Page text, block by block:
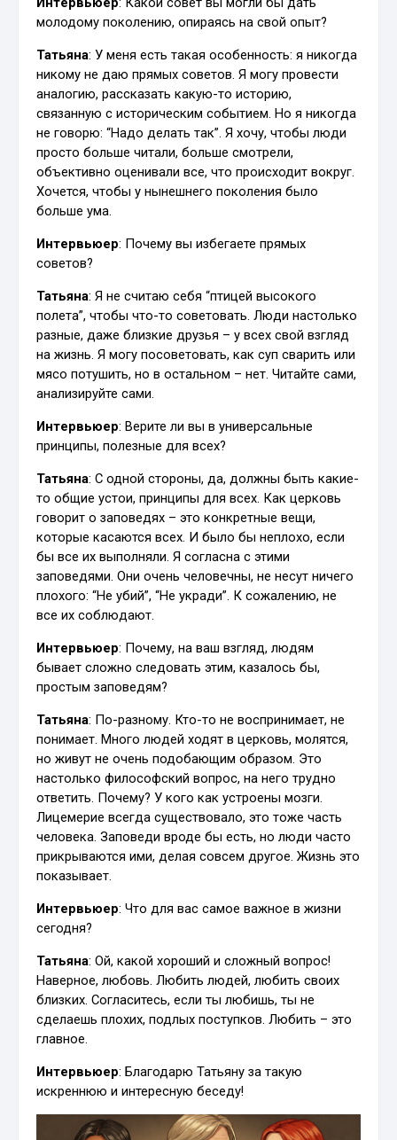
молодому поколению, опираясь на свой опыт?
Татьяна: У меня есть такая особенность: я никогда
никому не даю прямых советов. Я могу провести
аналогию, рассказать какую-то историю,
связанную с историческим событием. Но я никогда
не говорю: “Надо делать так”. Я хочу, чтобы люди
просто больше читали, больше смотрели,
объективно оценивали все, что происходит вокруг.
Хочется, чтобы у нынешнего поколения было
больше ума.
Интервьюер: Почему вы избегаете прямых
советов?
Татьяна: Я не считаю себя “птицей высокого
полета”, чтобы что-то советовать. Люди настолько
разные, даже близкие друзья – у всех свой взгляд
на жизнь. Я могу посоветовать, как суп сварить или
мясо потушить, но в остальном – нет. Читайте сами,
анализируйте сами.
Интервьюер: Верите ли вы в универсальные
принципы, полезные для всех?
Татьяна: С одной стороны, да, должны быть какие-
то общие устои, принципы для всех. Как церковь
говорит о заповедях – это конкретные вещи,
которые касаются всех. И было бы неплохо, если
бы все их выполняли. Я согласна с этими
заповедями. Они очень человечны, не несут ничего
плохого: “Не убий”, “Не укради”. К сожалению, не
все их соблюдают.
Интервьюер: Почему, на ваш взгляд, людям
бывает сложно следовать этим, казалось бы,
простым заповедям?
Татьяна: По-разному. Кто-то не воспринимает, не
понимает. Много людей ходят в церковь, молятся,
но живут не очень подобающим образом. Это
настолько философский вопрос, на него трудно
ответить. Почему? У кого как устроены мозги.
Лицемерие всегда существовало, это тоже часть
человека. Заповеди вроде бы есть, но люди часто
прикрываются ими, делая совсем другое. Жизнь это
показывает.
Интервьюер: Что для вас самое важное в жизни
сегодня?
Татьяна: Ой, какой хороший и сложный вопрос!
Наверное, любовь. Любить людей, любить своих
близких. Согласитесь, если ты любишь, ты не
сделаешь плохих, подлых поступков. Любить – это
главное.
Интервьюер: Благодарю Татьяну за такую
искреннюю и интересную беседу!